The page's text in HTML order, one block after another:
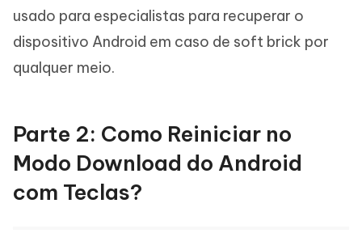
usado para especialistas para recuperar o
dispositivo Android em caso de soft brick por
qualquer meio.
Parte 2: Como Reiniciar no
Modo Download do Android
com Teclas?